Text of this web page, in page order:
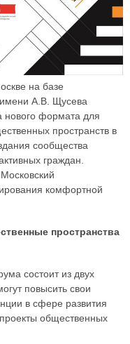
на базе
имени А.В. Щусева
нового формата для
пространств в
сообщества
граждан.
комфортной
пространства
состоит из двух
повысить свои
в сфере развития
общественных